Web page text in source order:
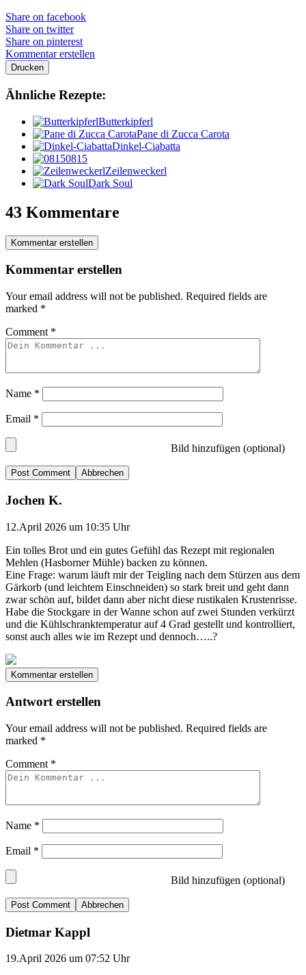
Share on facebook
Share on twitter
Share on pinterest
Kommentar erstellen
Drucken
Ähnliche Rezepte:
Butterkipferl
Pane di Zucca Carota
Dinkel-Ciabatta
0815
Zeilenweckerl
Dark Soul
43 Kommentare
Kommentar erstellen
Kommentar erstellen
Your email address will not be published. Required fields are
marked *
Comment *
Name *
Email *
Bild hinzufügen (optional)
Abbrechen
Jochen K.
12.April 2026 um 10:35 Uhr
Ein tolles Brot und ein gutes Gefühl das Rezept mit regionalen
Mehlen (Hasborner Mühle) backen zu können.
Eine Frage: warum läuft mir der Teigling nach dem Stürzen aus dem
Gärkorb (und leichtem Einschneiden) so stark breit und geht dann
zwar schön auf, bildet dann aber nicht diese rustikalen Krustenrisse.
Habe die Stockgare in der Wanne schon auf zwei Stunden verkürzt
und die Kühlschranktemperatur auf 4 Grad gestellt und kontrolliert,
sonst auch alles wie im Rezept und dennoch…..?
Kommentar erstellen
Antwort erstellen
Your email address will not be published. Required fields are
marked *
Comment *
Name *
Email *
Bild hinzufügen (optional)
Abbrechen
Dietmar Kappl
19.April 2026 um 07:52 Uhr